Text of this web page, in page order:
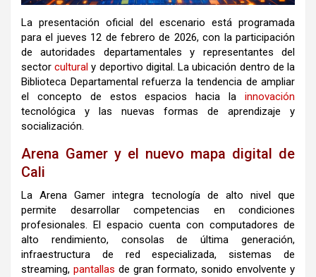
La presentación oficial del escenario está programada
para el jueves 12 de febrero de 2026, con la participación
de autoridades departamentales y representantes del
sectorcultural y deportivo digital. La ubicación dentro de la
Biblioteca Departamental refuerza la tendencia de ampliar
el concepto de estos espacios hacia la innovación
tecnológica y las nuevas formas de aprendizaje y
socialización.
Arena Gamer y el nuevo mapa digital de
Cali
La Arena Gamer integra tecnología de alto nivel que
permite desarrollar competencias en condiciones
profesionales. El espacio cuenta con computadores de
alto rendimiento, consolas de última generación,
infraestructura de red especializada, sistemas de
streaming, pantallas de gran formato, sonido envolvente y